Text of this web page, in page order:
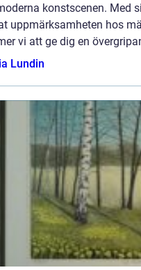
konstscenen. Med
uppmärksamheten hos
vi att ge dig en
Lundin